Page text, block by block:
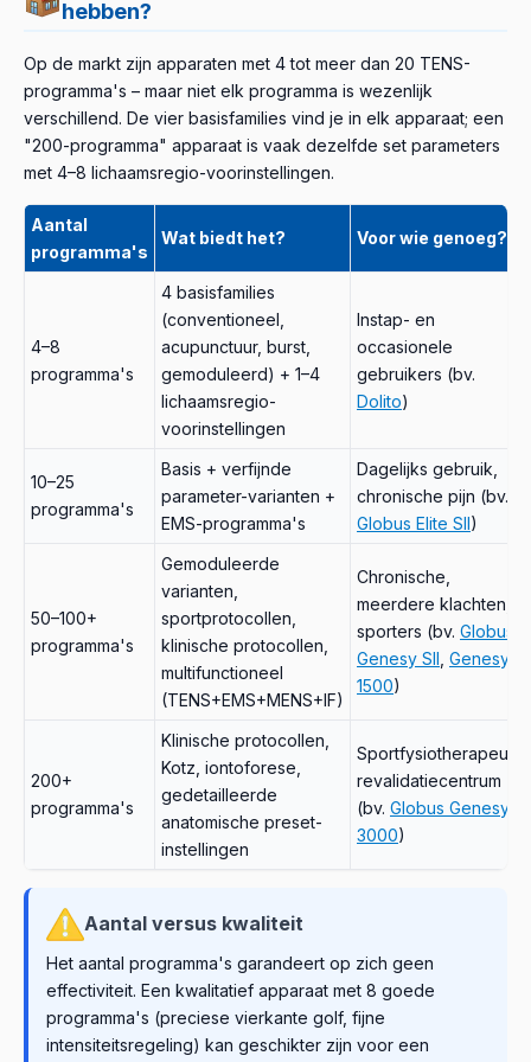
hebben?
Op de markt zijn apparaten met 4 tot meer dan 20 TENS-
programma's – maar niet elk programma is wezenlijk
verschillend. De vier basisfamilies vind je in elk apparaat; een
"200-programma" apparaat is vaak dezelfde set parameters
met 4–8 lichaamsregio-voorinstellingen.
Aantal
programma's
Wat biedt het? Voor wie genoeg?
4–8
programma's
4 basisfamilies
(conventioneel,
acupunctuur, burst,
gemoduleerd) + 1–4
lichaamsregio-
voorinstellingen
Instap- en
occasionele
gebruikers (bv.
Dolito)
10–25
programma's
Basis + verfijnde
parameter-varianten +
EMS-programma's
Dagelijks gebruik,
chronische pijn (bv.
Globus Elite SII)
50–100+
programma's
Gemoduleerde
varianten,
sportprotocollen,
klinische protocollen,
multifunctioneel
(TENS+EMS+MENS+IF)
Chronische,
meerdere klachten,
sporters (bv. Globus
Genesy SII Genesy
1500)
200+
programma's
Klinische protocollen,
Kotz, iontoforese,
gedetailleerde
anatomische preset-
instellingen
Sportfysiotherapeut,
revalidatiecentrum
(bv. Globus Genesy
3000)
Aantal versus kwaliteit
Het aantal programma's garandeert op zich geen
effectiviteit. Een kwalitatief apparaat met 8 goede
programma's (preciese vierkante golf, fijne
intensiteitsregeling) kan geschikter zijn voor een